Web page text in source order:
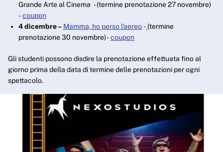
Grande Arte al Cinema - (termine prenotazione 27 novembre)
-coupon
4 dicembre – Mamma, ho perso l'aereo- (termine
prenotazione 30 novembre) -coupon
Gli studenti possono disdire la prenotazione effettuata fino al
giorno prima della data di termine delle prenotazioni per ogni
spettacolo.